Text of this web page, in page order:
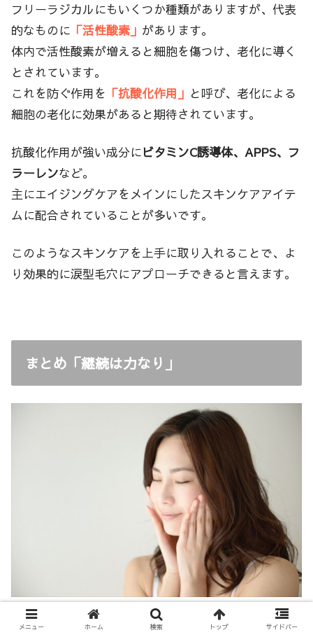
フリーラジカルにもいくつか種類がありますが、代表
的なものに 「活性酸素」 があります。
体内で活性酸素が増えると細胞を傷つけ、老化に導く
とされています。
これを防ぐ作用を 「抗酸化作用」 と呼び、老化による
細胞の老化に効果があると期待されています。
抗酸化作用が強い成分にビタミンC誘導体、APPS、フ
ラーレンなど。
主にエイジングケアをメインにしたスキンケアアイテ
ムに配合されていることが多いです。
このようなスキンケアを上手に取り入れることで、よ
り効果的に涙型毛穴にアプローチできると言えます。
まとめ「継続は力なり」
頬の毛穴の改善は1日2日で変化するものではありませ
メニュー ホーム 検索 トップ サイドバー